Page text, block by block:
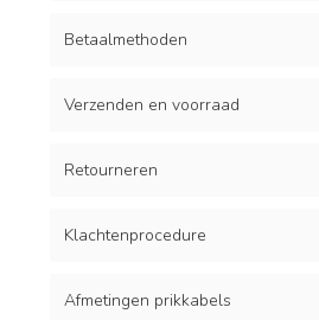
Betaalmethoden
Verzenden en voorraad
Retourneren
Klachtenprocedure
Afmetingen prikkabels